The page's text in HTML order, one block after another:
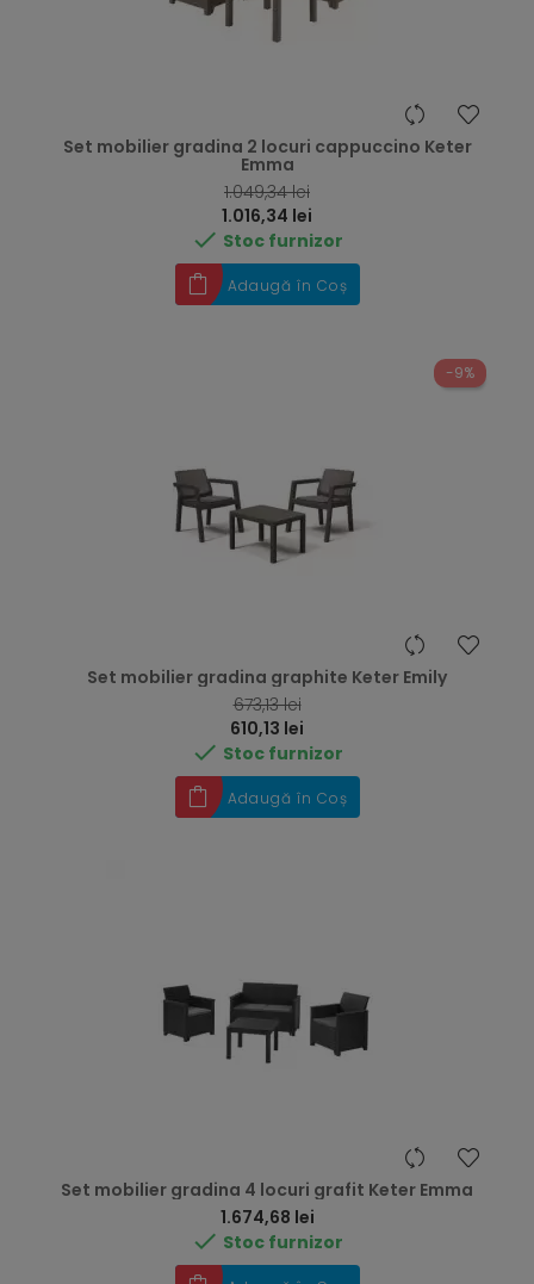
Set mobilier gradina 2 locuri cappuccino Keter
Emma
1.049,34 lei
1.016,34 lei
 Stoc furnizor
Adaugă în Coș
-9%
Set mobilier gradina graphite Keter Emily
673,13 lei
610,13 lei
 Stoc furnizor
Adaugă în Coș
Set mobilier gradina 4 locuri grafit Keter Emma
1.674,68 lei
 Stoc furnizor